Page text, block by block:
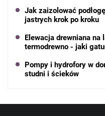
Jak zaizolować
jastrych krok po kroku
Elewacja drewniana
termodrewno - jaki
Pompy i hydrofory w
studni i ścieków